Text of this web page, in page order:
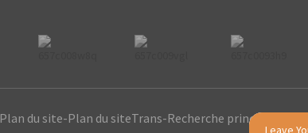
Plan du site-Plan du siteTrans-Recherche principale
Leave